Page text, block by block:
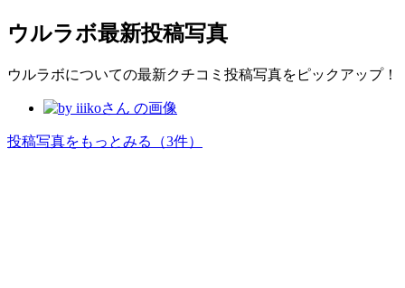
ウルラボ最新投稿写真
ウルラボについての最新クチコミ投稿写真をピックアップ！
投稿写真をもっとみる （3件）